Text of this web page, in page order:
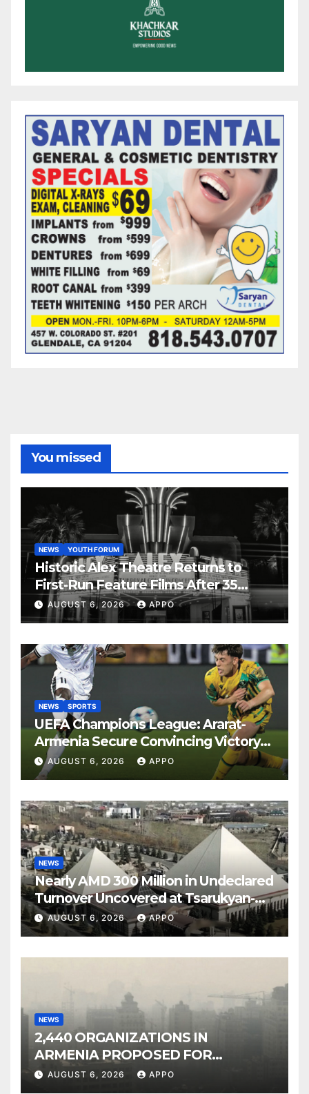
You missed
NEWS YOUTH FORUM
Historic Alex Theatre Returns to
First-Run Feature Films After 35
Years
AUGUST 6, 2026 APPO
NEWS SPORTS
UEFA Champions League: Ararat-
Armenia Secure Convincing Victory
Over Shamrock Rovers 2-0
AUGUST 6, 2026 APPO
NEWS
Nearly AMD 300 Million in Undeclared
Turnover Uncovered at Tsarukyan-
Owned Entertainment Center
AUGUST 6, 2026 APPO
NEWS
2,440 ORGANIZATIONS IN
ARMENIA PROPOSED FOR
INCLUSION IN LIST OF AIR
AUGUST 6, 2026 APPO